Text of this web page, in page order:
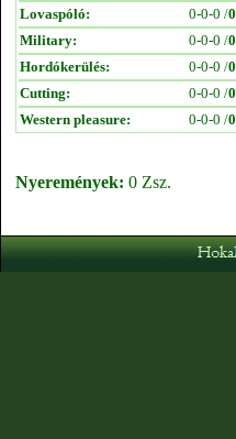
Lovaspóló:
0-0-0 /0
Military:
0-0-0 /0
Hordókerülés:
0-0-0 /0
Cutting:
0-0-0 /0
Western pleasure:
0-0-0 /0
Nyeremények: 0 Zsz.